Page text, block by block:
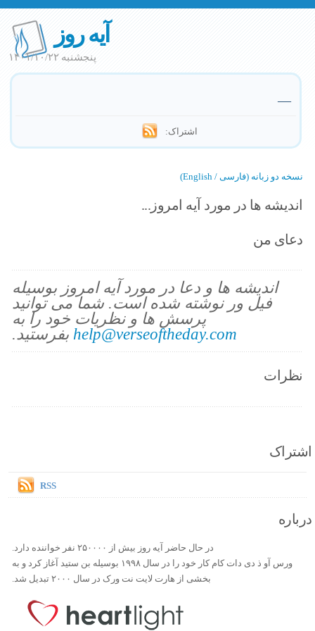
آیه روز
پنجشنبه ۱۴۰۱/۱۰/۲۲
—
اشتراک:
نسخه دو زبانه (فارسی / English)
اندیشه ها در مورد آیه امروز...
دعای من
اندیشه ها و دعا در مورد آیه امروز بوسیله
فیل ور نوشته شده است. شما می توانید
پرسش ها و نظریات خود را به
help@verseoftheday.com بفرستید.
نظرات
اشتراک
RSS
درباره
در حال حاضر آیه روز بیش از ۲۵۰۰۰۰ نفر خواننده دارد.
ورس آو ذ دی دات کام کار خود را در سال ۱۹۹۸ بوسیله بن ستید آغاز کرد و به
بخشی از هارت لایت نت ورک در سال ۲۰۰۰ تبدیل شد.